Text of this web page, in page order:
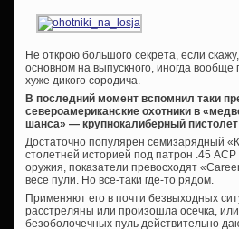
Не открою большого секрета, если
основном на выпускного, иногда
хуже дикого сородича.
В последний момент вспомнил таки
североамериканские охотники в
шанса» — крупнокалиберный
Достаточно популярен семизарядный
столетней историей под патрон .45
оружия, показатели превосходят
весе пули. Но все-таки где-то рядом.
Применяют его в почти безвыходных
расстреляны или произошла осечка,
безоболочечных пуль действительно